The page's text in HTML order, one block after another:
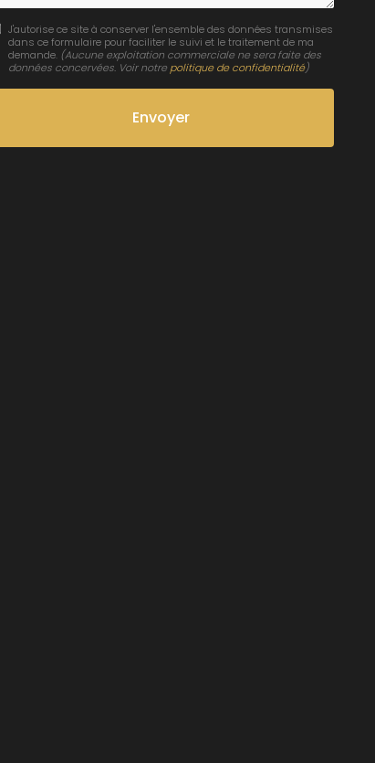
J'autorise ce site à conserver l'ensemble des données transmises
dans ce formulaire pour faciliter le suivi et le traitement de ma
demande. (Aucune exploitation commerciale ne sera faite des
données concervées. Voir notre politique de confidentialité)